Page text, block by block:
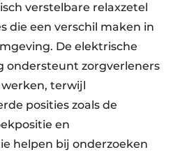
verstelbare relaxzetel
die een verschil maken in
De elektrische
ondersteunt zorgverleners
terwijl
posities zoals de
en
helpen bij onderzoeken